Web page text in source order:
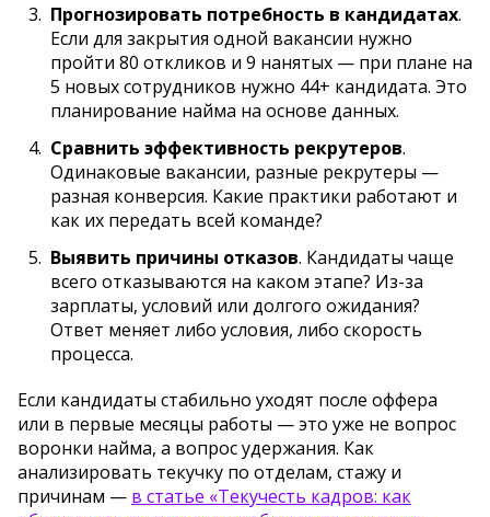
Прогнозировать потребность в кандидатах.
Если для закрытия одной вакансии нужно
пройти 80 откликов и 9 нанятых — при плане на
5 новых сотрудников нужно 44+ кандидата. Это
планирование найма на основе данных.
Сравнить эффективность рекрутеров.
Одинаковые вакансии, разные рекрутеры —
разная конверсия. Какие практики работают и
как их передать всей команде?
Выявить причины отказов. Кандидаты чаще
всего отказываются на каком этапе? Из-за
зарплаты, условий или долгого ожидания?
Ответ меняет либо условия, либо скорость
процесса.
Если кандидаты стабильно уходят после оффера
или в первые месяцы работы — это уже не вопрос
воронки найма, а вопрос удержания. Как
анализировать текучку по отделам, стажу и
причинам — в статье «Текучесть кадров: как